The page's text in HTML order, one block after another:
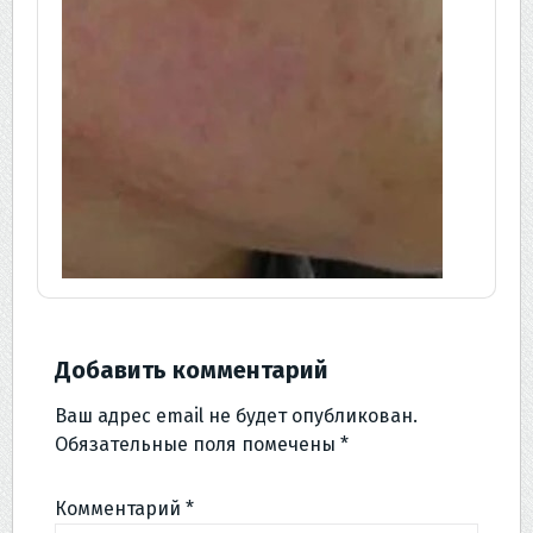
Добавить комментарий
Ваш адрес email не будет опубликован.
Обязательные поля помечены *
Комментарий *